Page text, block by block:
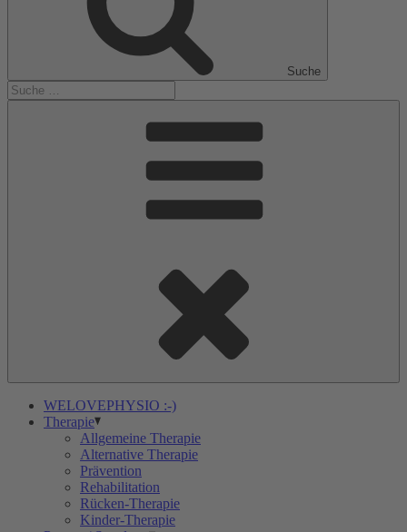
Suche
WELOVEPHYSIO :-)
Therapie
Allgemeine Therapie
Alternative Therapie
Prävention
Rehabilitation
Rücken-Therapie
Kinder-Therapie